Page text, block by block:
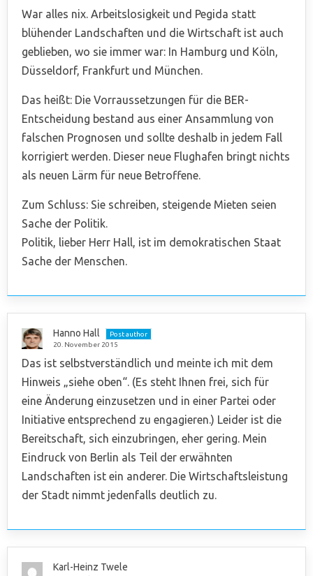
War alles nix. Arbeitslosigkeit und Pegida statt
blühender Landschaften und die Wirtschaft ist auch
geblieben, wo sie immer war: In Hamburg und Köln,
Düsseldorf, Frankfurt und München.
Das heißt: Die Vorraussetzungen für die BER-
Entscheidung bestand aus einer Ansammlung von
falschen Prognosen und sollte deshalb in jedem Fall
korrigiert werden. Dieser neue Flughafen bringt nichts
als neuen Lärm für neue Betroffene.
Zum Schluss: Sie schreiben, steigende Mieten seien
Sache der Politik.
Politik, lieber Herr Hall, ist im demokratischen Staat
Sache der Menschen.
Hanno Hall
Post author
20. November 2015
Das ist selbstverständlich und meinte ich mit dem
Hinweis „siehe oben“. (Es steht Ihnen frei, sich für
eine Änderung einzusetzen und in einer Partei oder
Initiative entsprechend zu engagieren.) Leider ist die
Bereitschaft, sich einzubringen, eher gering. Mein
Eindruck von Berlin als Teil der erwähnten
Landschaften ist ein anderer. Die Wirtschaftsleistung
der Stadt nimmt jedenfalls deutlich zu.
Karl-Heinz Twele